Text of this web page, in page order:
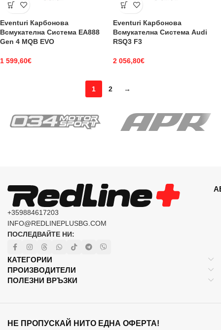
Eventuri Карбонова
Всмукателна Система EA888
Gen 4 MQB EVO
1 599,60€
Eventuri Карбонова
Всмукателна Система Audi
RSQ3 F3
2 056,80€
1 2 →
+359884617203
INFO@REDLINEPLUSBG.COM
ПОСЛЕДВАЙТЕ НИ:
КАТЕГОРИИ
ПРОИЗВОДИТЕЛИ
ПОЛЕЗНИ ВРЪЗКИ
НЕ ПРОПУСКАЙ НИТО ЕДНА ОФЕРТА!